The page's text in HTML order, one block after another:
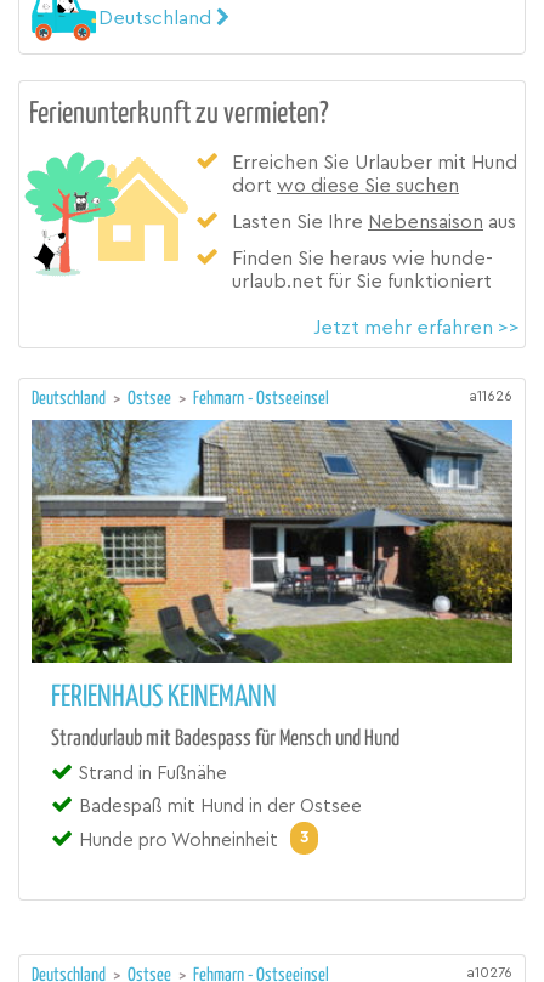
Deutschland
Ferienunterkunft zu vermieten?
Erreichen Sie Urlauber mit Hund
dort wo diese Sie suchen
Lasten Sie Ihre Nebensaison aus
Finden Sie heraus wie hunde-
urlaub.net für Sie funktioniert
Jetzt mehr erfahren >>
Deutschland > Ostsee > Fehmarn - Ostseeinsel a11626
FERIENHAUS KEINEMANN
Strandurlaub mit Badespass für Mensch und Hund
Strand in Fußnähe
Badespaß mit Hund in der Ostsee
Hunde pro Wohneinheit
3
Deutschland > Ostsee > Fehmarn - Ostseeinsel a10276